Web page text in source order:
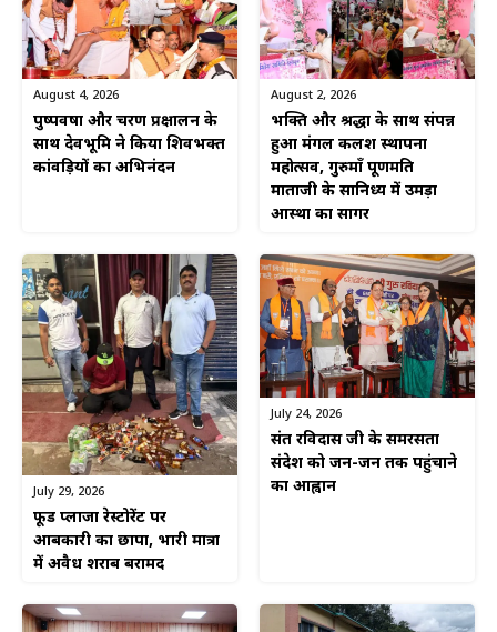
August 4, 2026
पुष्पवर्षा और चरण प्रक्षालन के
साथ देवभूमि ने किया शिवभक्त
कांवड़ियों का अभिनंदन
August 2, 2026
भक्ति और श्रद्धा के साथ संपन्न
हुआ मंगल कलश स्थापना
महोत्सव, गुरुमाँ पूर्णमति
माताजी के सानिध्य में उमड़ा
आस्था का सागर
July 29, 2026
फूड प्लाजा रेस्टोरेंट पर
आबकारी का छापा, भारी मात्रा
में अवैध शराब बरामद
July 24, 2026
संत रविदास जी के समरसता
संदेश को जन-जन तक पहुंचाने
का आह्वान